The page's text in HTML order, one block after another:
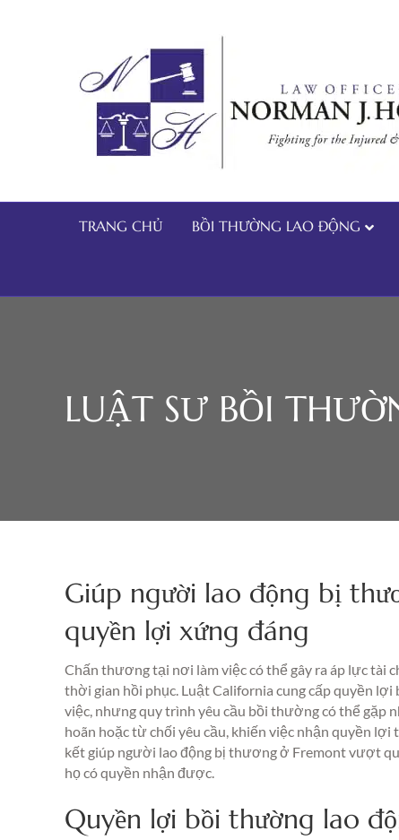
TRANG CHỦ BỒI THƯỜNG LAO ĐỘNG
LUẬT SƯ BỒI
Giúp người lao động bị
quyền lợi xứng đáng
Chấn thương tại nơi làm việc có thể gây ra áp lực tài
thời gian hồi phục. Luật California cung cấp quyền
việc, nhưng quy trình yêu cầu bồi thường có thể gặp
hoãn hoặc từ chối yêu cầu, khiến việc nhận quyền
kết giúp người lao động bị thương ở Fremont vượt
họ có quyền nhận được.
Quyền lợi bồi thường lao